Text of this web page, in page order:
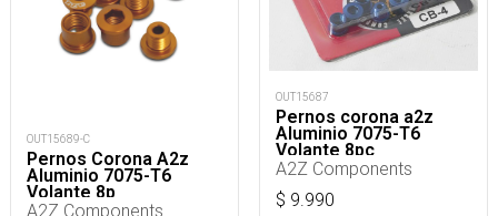
OUT15689-C
Pernos Corona A2z
Aluminio 7075-T6
Volante 8p
A2Z Components
OUT15687
Pernos corona a2z
Aluminio 7075-T6
Volante 8pc
A2Z Components
$ 9.990